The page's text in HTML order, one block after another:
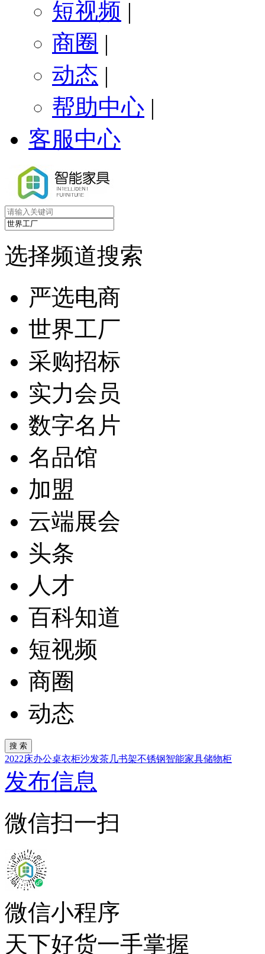
短视频 |
商圈 |
动态 |
帮助中心 |
客服中心
选择频道搜索
严选电商
世界工厂
采购招标
实力会员
数字名片
名品馆
加盟
云端展会
头条
人才
百科知道
短视频
商圈
动态
2022床办公桌衣柜沙发茶几书架不锈钢智能家具储物柜
发布信息
微信扫一扫
微信小程序
天下好货一手掌握